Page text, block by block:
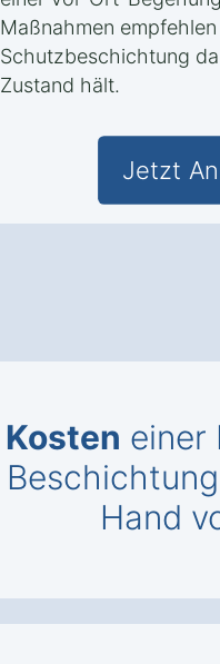
Maßnahmen
Schutzbeschichtung
Zustand hält.
Jetzt
Kosten einer
Hand